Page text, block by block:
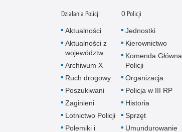
Działania Policji
Aktualności
Aktualności z
województw
Archiwum X
Ruch drogowy
Poszukiwani
Zaginieni
Lotnictwo Policji
Polemiki i
O Policji
Jednostki
Kierownictwo
Komenda Główna
Policji
Organizacja
Policja w III RP
Historia
Sprzęt
Umundurowanie